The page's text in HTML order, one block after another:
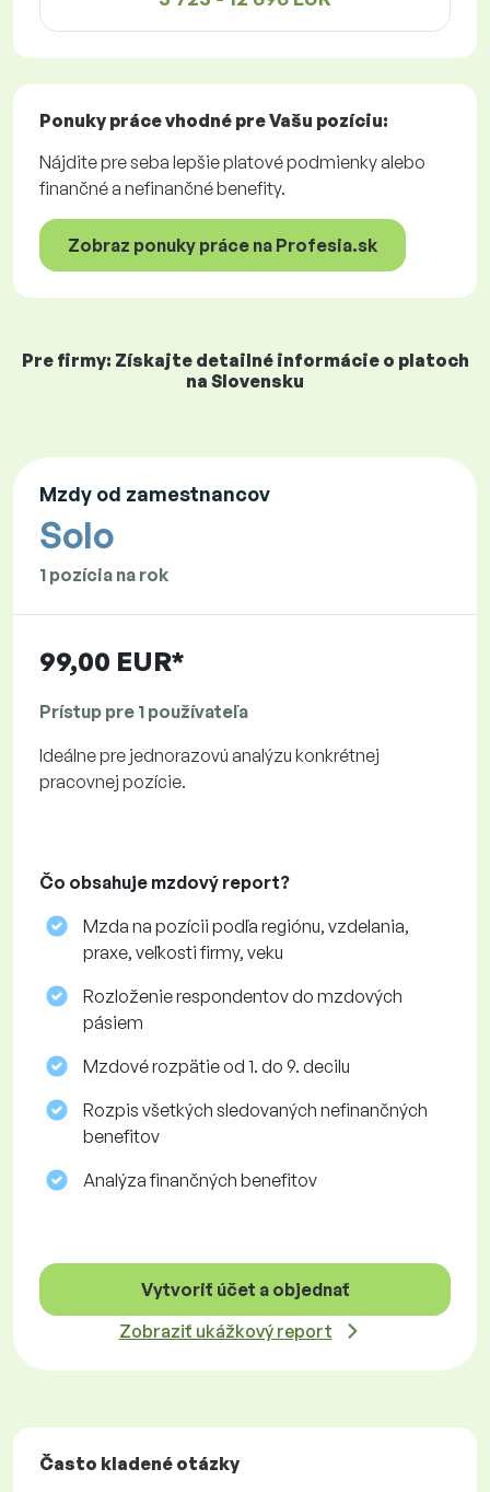
Ponuky prácevhodné pre Vašu pozíciu:
Nájdite pre seba lepšie platové podmienky alebo
finančné a nefinančné benefity.
Zobraz ponuky práce na Profesia.sk
Pre firmy: Získajte detailné informácie o platoch
na Slovensku
Mzdy od zamestnancov
Solo
1 pozícia na rok
99,00 EUR*
Prístup pre 1 používateľa
Ideálne pre jednorazovú analýzu konkrétnej
pracovnej pozície.
Čo obsahuje mzdový report?
Mzda na pozícii podľa regiónu, vzdelania,
praxe, veľkosti firmy, veku
Rozloženie respondentov do mzdových
pásiem
Mzdové rozpätie od 1. do 9. decilu
Rozpis všetkých sledovaných nefinančných
benefitov
Analýza finančných benefitov
Vytvoriť účet a objednať
Zobraziť ukážkový report
Často kladené otázky